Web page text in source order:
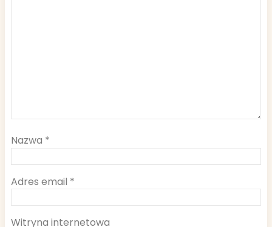
Nazwa *
Adres email *
Witryna internetowa